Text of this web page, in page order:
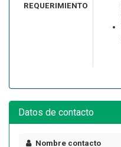
REQUERIMIENTO
Datos de contacto
Nombre contacto